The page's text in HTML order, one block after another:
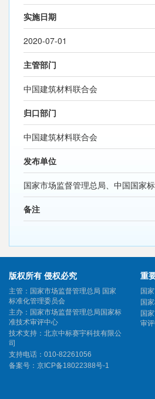
实施日期
2020-07-01
主管部门
中国建筑材料联合会
归口部门
中国建筑材料联合会
发布单位
国家市场监督管理总局、中国国家
备注
版权所有 侵权必究
主管：国家市场监督管理总局 国家
标准化管理委员会
主办：国家市场监督管理总局国家标
准技术审评中心
技术支持：北京中标赛宇科技有限公
司
支持电话：010-82261056
备案号： 京ICP备18022388号-1
重
国
国
国
审